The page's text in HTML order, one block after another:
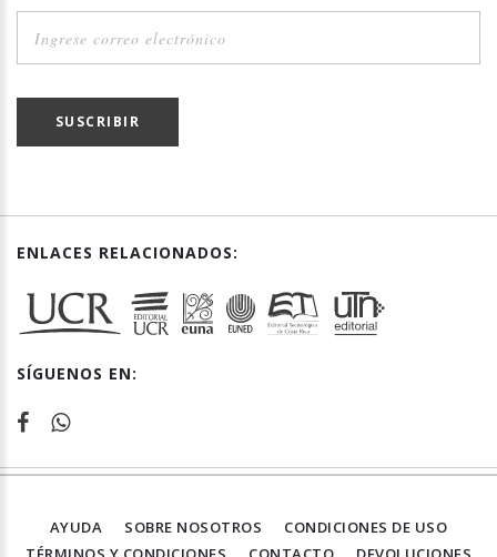
SUSCRIBIR
ENLACES RELACIONADOS:
SÍGUENOS EN:
AYUDA SOBRE NOSOTROS
CONDICIONES DE USO